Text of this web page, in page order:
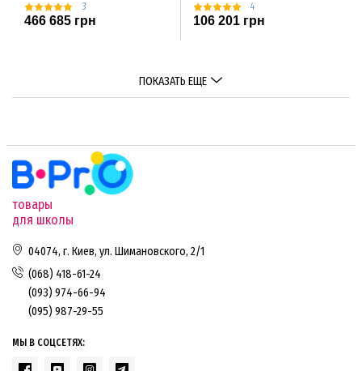
3
466 685 грн
4
106 201 грн
ПОКАЗАТЬ ЕЩЕ
товары
для школы
04074, г. Киев, ул. Шимановского, 2/1
(068) 418-61-24
(093) 974-66-94
(095) 987-29-55
МЫ В СОЦСЕТЯХ: